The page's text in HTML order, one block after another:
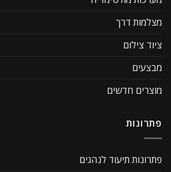
מצלמות דרך
ציוד צילום
מבצעים
מוצרים חדשים
פתרונות
פתרונות תיעוד לנהגים